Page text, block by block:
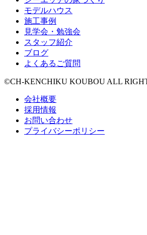
モデルハウス
施工事例
見学会・勉強会
スタッフ紹介
ブログ
よくあるご質問
©CH-KENCHIKU KOUBOU ALL
会社概要
採用情報
お問い合わせ
プライバシーポリシー